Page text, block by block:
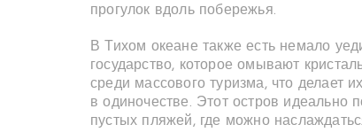
прогулок вдоль побережья.
В Тихом океане также есть немало
государство, которое омывают
среди массового туризма, что делает
в одиночестве. Этот остров идеально
пустых пляжей, где можно